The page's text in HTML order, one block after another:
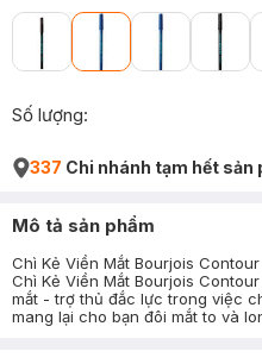
Số lượng:
337 Chi nhánh tạm hết sản
Mô tả sản phẩm
Chì Kẻ Viền Mắt Bourjois
Chì Kẻ Viền Mắt Bourjois
mắt - trợ thủ đắc lực trong việc
mang lại cho bạn đôi mắt to và